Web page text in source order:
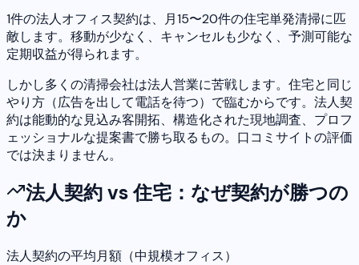
1件の法人オフィス契約は、月15〜20件の住宅単発清掃に匹
敵します。移動が少なく、キャンセルも少なく、予測可能な
定期収益が得られます。
しかし多くの清掃会社は法人営業に苦戦します。住宅と同じ
やり方（広告を出して電話を待つ）で臨むからです。法人契
約は能動的な見込み客開拓、構造化された現地調査、プロフ
ェッショナルな提案書で勝ち取るもの。口コミサイトの評価
では決まりません。
法人契約 vs 住宅：なぜ契約が勝つの
か
法人契約の平均月額（中規模オフィス）